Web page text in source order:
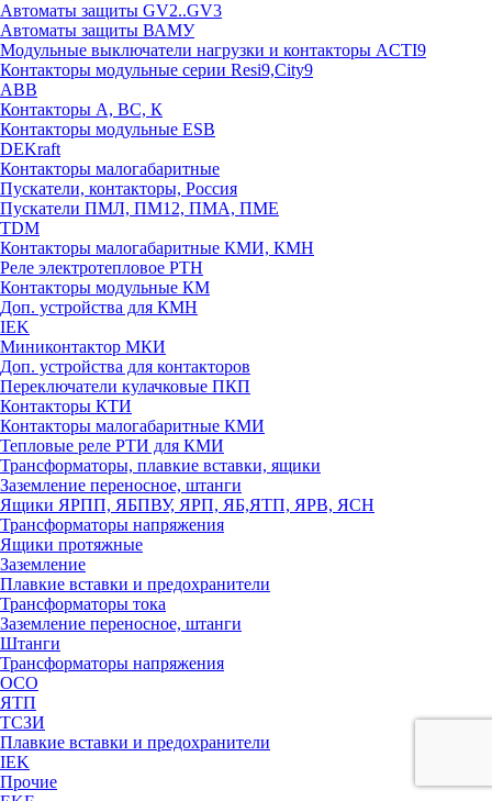
Автоматы защиты GV2..GV3
Автоматы защиты ВАМУ
Модульные выключатели нагрузки и контакторы ACTI9
Контакторы модульные серии Resi9,City9
ABB
Контакторы А, ВС, К
Контакторы модульные ESB
DEKraft
Контакторы малогабаритные
Пускатели, контакторы, Россия
Пускатели ПМЛ, ПМ12, ПМА, ПМЕ
TDM
Контакторы малогабаритные КМИ, КМН
Реле электротепловое РТН
Контакторы модульные КМ
Доп. устройства для КМН
IEK
Миниконтактор МКИ
Доп. устройства для контакторов
Переключатели кулачковые ПКП
Контакторы КТИ
Контакторы малогабаритные КМИ
Тепловые реле РTИ для КМИ
Трансформаторы, плавкие вставки, ящики
Заземление переносное, штанги
Ящики ЯРПП, ЯБПВУ, ЯРП, ЯБ,ЯТП, ЯРВ, ЯСН
Трансформаторы напряжения
Ящики протяжные
Заземление
Плавкие вставки и предохранители
Трансформаторы тока
Заземление переносное, штанги
Штанги
Трансформаторы напряжения
ОСО
ЯТП
ТСЗИ
Плавкие вставки и предохранители
IEK
Прочие